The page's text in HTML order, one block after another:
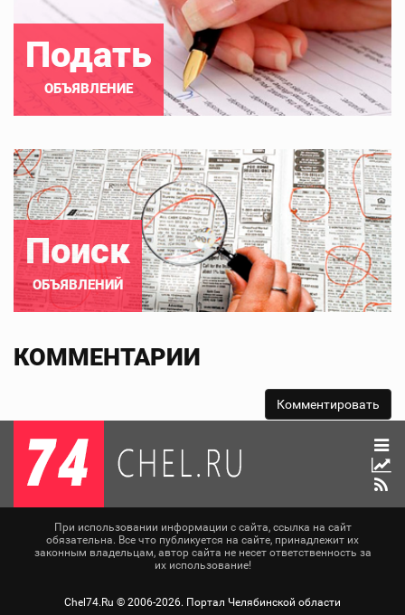
Подать
ОБЪЯВЛЕНИЕ
Поиск
ОБЪЯВЛЕНИЙ
КОММЕНТАРИИ
При использовании информации с сайта, ссылка на сайт
обязательна. Все что публикуется на сайте, принадлежит их
законным владельцам, автор сайта не несет ответственность за
их использование!
Chel74.Ru © 2006-2026. Портал Челябинской области